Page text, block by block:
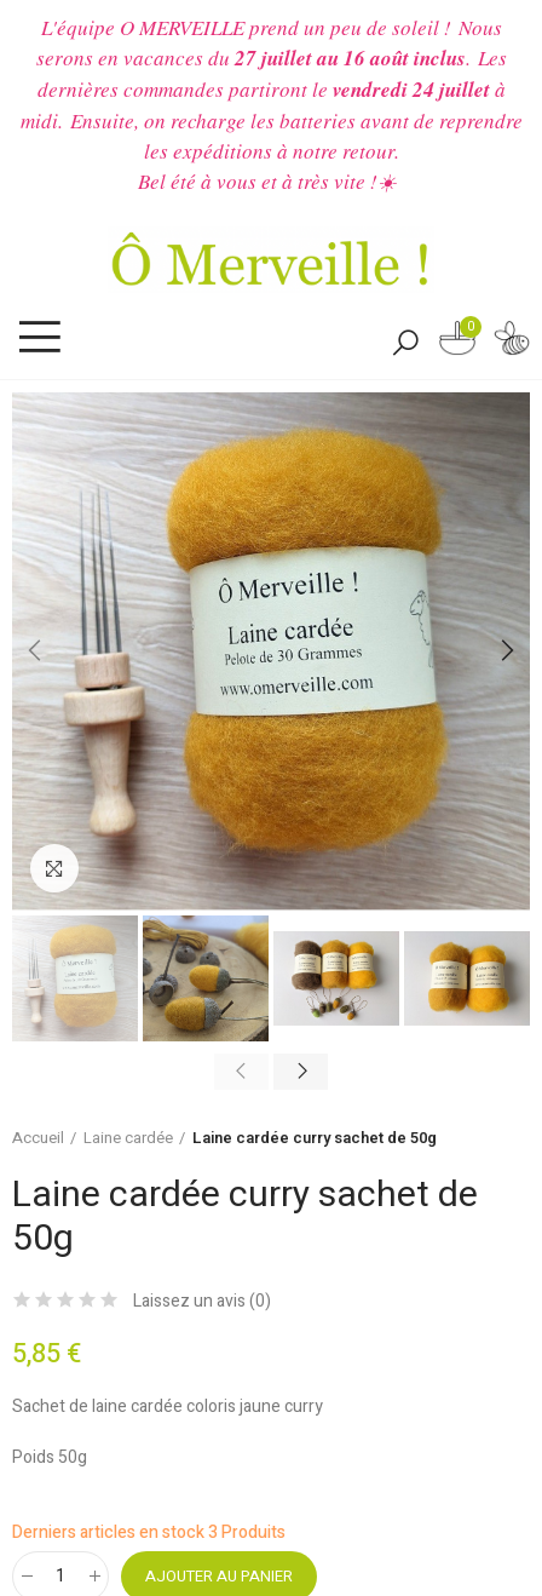
L'équipe O MERVEILLE prend un peu de soleil ! Nous
serons en vacances du27 juillet au 16 août inclus. Les
dernières commandes partiront le vendredi 24 juilletà
midi. Ensuite, on recharge les batteries avant de reprendre
les expéditions à notre retour.
Bel été à vous et à très vite !☀️
0
Cliquez pour agrandir
Accueil Laine cardée Laine cardée curry sachet de 50g
Laine cardée curry sachet de
50g
Laissez un avis (0)
5,85 €
Sachet de laine cardée coloris jaune curry
Poids 50g
Derniers articles en stock3 Produits
AJOUTER AU PANIER